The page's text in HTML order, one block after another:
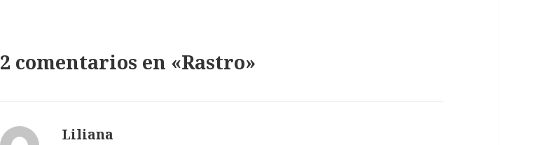
2 comentarios en «Rastro»
Liliana